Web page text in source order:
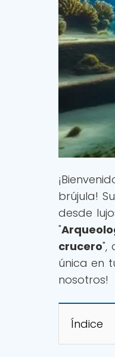
brújula!
desde
"
crucero",
única en
nosotros!
Índice